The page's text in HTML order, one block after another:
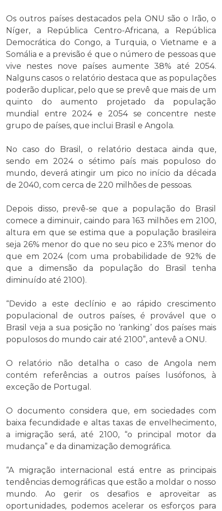
Os outros países destacados pela ONU são o Irão, o
Níger, a República Centro-Africana, a República
Democrática do Congo, a Turquia, o Vietname e a
Somália e a previsão é que o número de pessoas que
vive nestes nove países aumente 38% até 2054.
Nalguns casos o relatório destaca que as populações
poderão duplicar, pelo que se prevê que mais de um
quinto do aumento projetado da população
mundial entre 2024 e 2054 se concentre neste
grupo de países, que inclui Brasil e Angola.
No caso do Brasil, o relatório destaca ainda que,
sendo em 2024 o sétimo país mais populoso do
mundo, deverá atingir um pico no início da década
de 2040, com cerca de 220 milhões de pessoas.
Depois disso, prevê-se que a população do Brasil
comece a diminuir, caindo para 163 milhões em 2100,
altura em que se estima que a população brasileira
seja 26% menor do que no seu pico e 23% menor do
que em 2024 (com uma probabilidade de 92% de
que a dimensão da população do Brasil tenha
diminuído até 2100).
“Devido a este declínio e ao rápido crescimento
populacional de outros países, é provável que o
Brasil veja a sua posição no ‘ranking’ dos países mais
populosos do mundo cair até 2100”, antevê a ONU.
O relatório não detalha o caso de Angola nem
contém referências a outros países lusófonos, à
exceção de Portugal.
O documento considera que, em sociedades com
baixa fecundidade e altas taxas de envelhecimento,
a imigração será, até 2100, “o principal motor da
mudança” e da dinamização demográfica.
“A migração internacional está entre as principais
tendências demográficas que estão a moldar o nosso
mundo. Ao gerir os desafios e aproveitar as
oportunidades, podemos acelerar os esforços para